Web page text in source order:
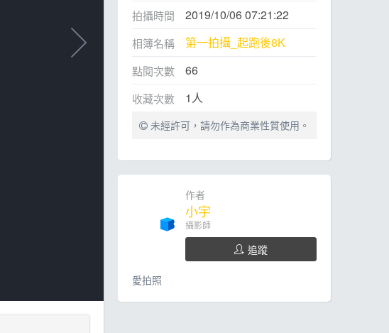
拍攝時間 2019/10/06 07:21:22
相簿名稱 第一拍攝_起跑後8K
點閱次數 66
收藏次數 1人
未經許可，請勿作為商業性質使用。
作者
小宇
攝影師
追蹤
愛拍照